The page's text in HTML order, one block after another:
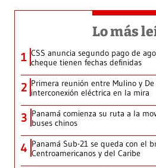
Lo más
1 CSS anuncia segundo pago de
cheque tienen fechas definidas
2 Primera reunión entre Mulino y De
interconexión eléctrica en la mira
3 Panamá comienza su ruta a la
buses chinos
4 Panamá Sub-21 se queda con el
Centroamericanos y del Caribe